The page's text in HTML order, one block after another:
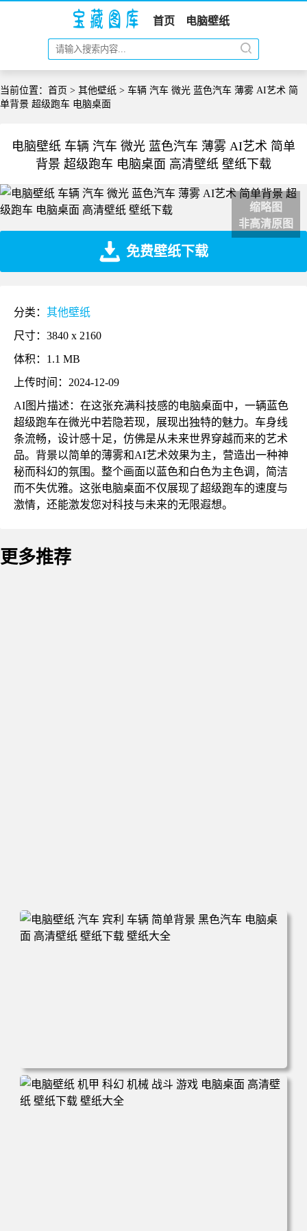
首页 电脑壁纸
当前位置： 首页 > 其他壁纸 > 车辆 汽车 微光 蓝色汽车 薄雾 AI艺术 简
单背景 超级跑车 电脑桌面
电脑壁纸 车辆 汽车 微光 蓝色汽车 薄雾 AI艺术 简单
背景 超级跑车 电脑桌面 高清壁纸 壁纸下载
缩略图
非高清原图
免费壁纸下载
分类： 其他壁纸
尺寸：3840 x 2160
体积：1.1 MB
上传时间：2024-12-09
AI图片描述：在这张充满科技感的电脑桌面中，一辆蓝色
超级跑车在微光中若隐若现，展现出独特的魅力。车身线
条流畅，设计感十足，仿佛是从未来世界穿越而来的艺术
品。背景以简单的薄雾和AI艺术效果为主，营造出一种神
秘而科幻的氛围。整个画面以蓝色和白色为主色调，简洁
而不失优雅。这张电脑桌面不仅展现了超级跑车的速度与
激情，还能激发您对科技与未来的无限遐想。
更多推荐
电脑壁纸 汽车 宾利 车辆 简单背景 黑色汽车 电脑桌面 高清
壁纸 壁纸下载 壁纸大全